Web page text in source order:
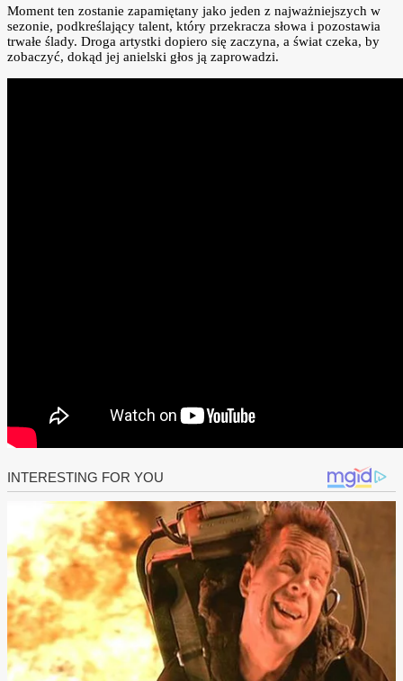
Moment ten zostanie zapamiętany jako jeden z najważniejszych w
sezonie, podkreślający talent, który przekracza słowa i pozostawia
trwałe ślady. Droga artystki dopiero się zaczyna, a świat czeka, by
zobaczyć, dokąd jej anielski głos ją zaprowadzi.